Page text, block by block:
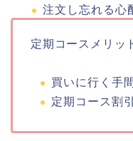
注文し忘れる心
定期コースメリッ
買いに行く手
定期コース割